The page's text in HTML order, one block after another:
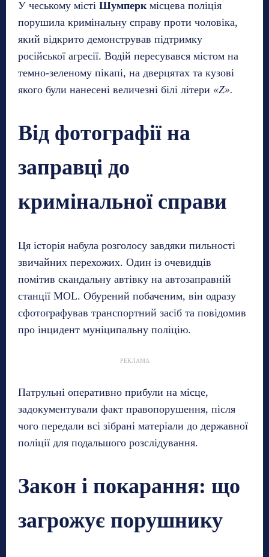
У чеському місті Шумперкмісцева поліція
порушила кримінальну справу проти чоловіка,
який відкрито демонстрував підтримку
російської агресії. Водій пересувався містом на
темно-зеленому пікапі, на дверцятах та кузові
якого були нанесені величезні білі літери «Z».
Від фотографії на
заправці до
кримінальної справи
Ця історія набула розголосу завдяки пильності
звичайних перехожих. Один із очевидців
помітив скандальну автівку на автозаправній
станції MOL. Обурений побаченим, він одразу
сфотографував транспортний засіб та повідомив
про інцидент муніципальну поліцію.
РЕКЛАМА
Патрульні оперативно прибули на місце,
задокументували факт правопорушення, після
чого передали всі зібрані матеріали до державної
поліції для подальшого розслідування.
Закон і покарання: що
загрожує порушнику